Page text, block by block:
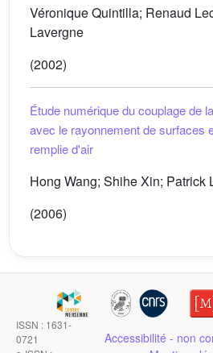
Véronique Quintilla; Renaud
Lavergne
(2002)
Étude numérique du couplage de
avec le rayonnement de surfaces
remplie d'air
Hong Wang; Shihe Xin; Patrick
(2006)
ISSN : 1631-
0721
Accessibilité - non